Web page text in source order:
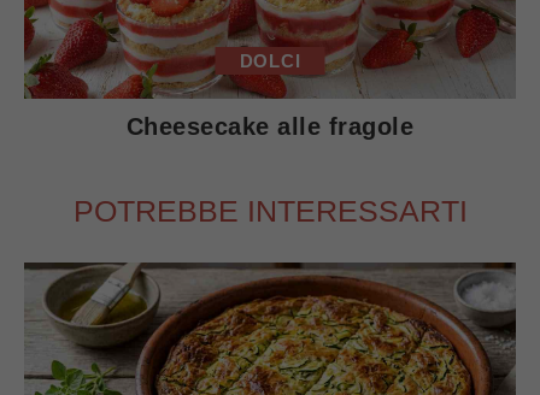
DOLCI
Cheesecake alle fragole
POTREBBE INTERESSARTI